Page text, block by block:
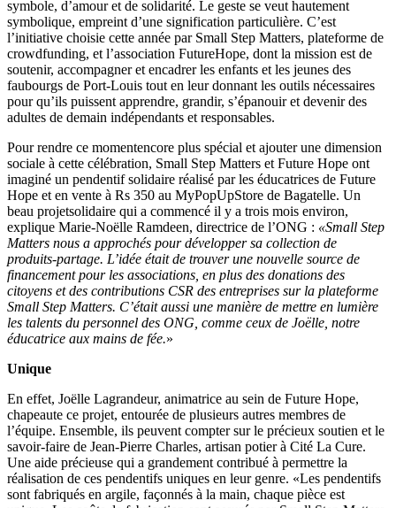
symbole, d’amour et de solidarité. Le geste se veut hautement
symbolique, empreint d’une signification particulière. C’est
l’initiative choisie cette année par Small Step Matters, plateforme de
crowdfunding, et l’association FutureHope, dont la mission est de
soutenir, accompagner et encadrer les enfants et les jeunes des
faubourgs de Port-Louis tout en leur donnant les outils nécessaires
pour qu’ils puissent apprendre, grandir, s’épanouir et devenir des
adultes de demain indépendants et responsables.
Pour rendre ce momentencore plus spécial et ajouter une dimension
sociale à cette célébration, Small Step Matters et Future Hope ont
imaginé un pendentif solidaire réalisé par les éducatrices de Future
Hope et en vente à Rs 350 au MyPopUpStore de Bagatelle. Un
beau projetsolidaire qui a commencé il y a trois mois environ,
explique Marie-Noëlle Ramdeen, directrice de l’ONG : «Small Step
Matters nous a approchés pour développer sa collection de
produits-partage. L’idée était de trouver une nouvelle source de
financement pour les associations, en plus des donations des
citoyens et des contributions CSR des entreprises sur la plateforme
Small Step Matters. C’était aussi une manière de mettre en lumière
les talents du personnel des ONG, comme ceux de Joëlle, notre
éducatrice aux mains de fée.»
Unique
En effet, Joëlle Lagrandeur, animatrice au sein de Future Hope,
chapeaute ce projet, entourée de plusieurs autres membres de
l’équipe. Ensemble, ils peuvent compter sur le précieux soutien et le
savoir-faire de Jean-Pierre Charles, artisan potier à Cité La Cure.
Une aide précieuse qui a grandement contribué à permettre la
réalisation de ces pendentifs uniques en leur genre. «Les pendentifs
sont fabriqués en argile, façonnés à la main, chaque pièce est